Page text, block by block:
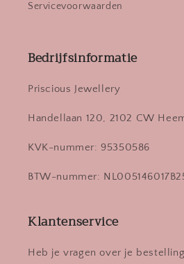
Servicevoorwaarden
Bedrijfsinformatie
Priscious Jewellery
Handellaan 120, 2102 CW
KVK-nummer: 95350586
BTW-nummer:
Klantenservice
Heb je vragen over je